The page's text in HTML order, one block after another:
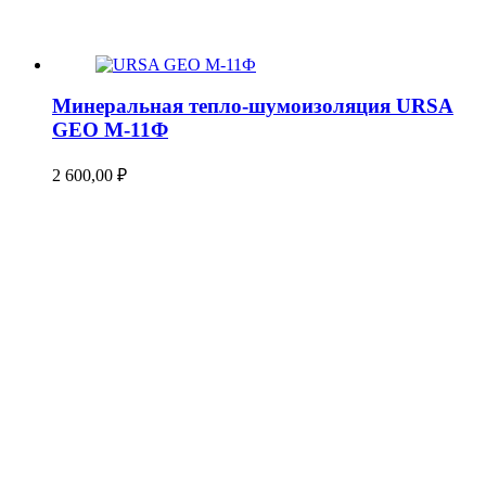
Минеральная тепло-шумоизоляция URSA
GEO М-11Ф
2 600,00 ₽